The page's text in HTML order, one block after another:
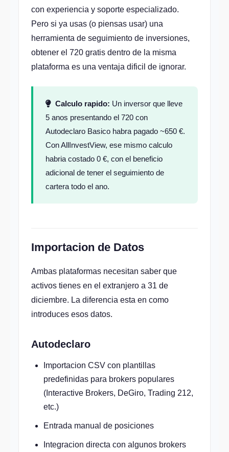
con experiencia y soporte especializado.
Pero si ya usas (o piensas usar) una
herramienta de seguimiento de inversiones,
obtener el 720 gratis dentro de la misma
plataforma es una ventaja dificil de ignorar.
Calculo rapido: Un inversor que lleve
5 anos presentando el 720 con
Autodeclaro Basico habra pagado ~650 €.
Con AllInvestView, ese mismo calculo
habria costado 0 €, con el beneficio
adicional de tener el seguimiento de
cartera todo el ano.
Importacion de Datos
Ambas plataformas necesitan saber que
activos tienes en el extranjero a 31 de
diciembre. La diferencia esta en como
introduces esos datos.
Autodeclaro
Importacion CSV con plantillas
predefinidas para brokers populares
(Interactive Brokers, DeGiro, Trading 212,
etc.)
Entrada manual de posiciones
Integracion directa con algunos brokers